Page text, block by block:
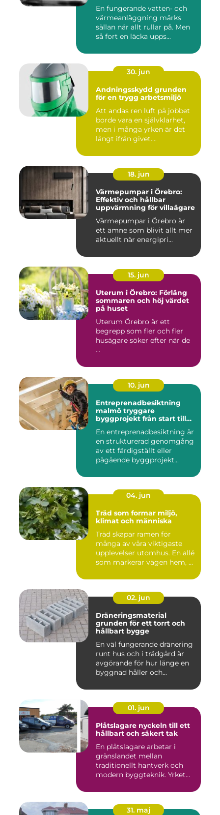
En fungerande vatten- och
värmeanläggning märks
sällan när allt rullar på. Men
så fort en läcka upps...
30. jun
Andningsskydd grunden
för en trygg arbetsmiljö
Att andas ren luft på jobbet
borde vara en självklarhet,
men i många yrken är det
långt ifrån givet....
18. jun
Värmepumpar i Örebro:
Effektiv och hållbar
uppvärmning för villaägare
Värmepumpar i Örebro är
ett ämne som blivit allt mer
aktuellt när energipri...
15. jun
Uterum i Örebro: Förläng
sommaren och höj värdet
på huset
Uterum Örebro är ett
begrepp som fler och fler
husägare söker efter när de
...
10. jun
Entreprenadbesiktning
malmö tryggare
byggprojekt från start till
En entreprenadbesiktning är
en strukturerad genomgång
av ett färdigställt eller
pågående byggprojekt...
04. jun
Träd som formar miljö,
klimat och människa
Träd skapar ramen för
många av våra viktigaste
upplevelser utomhus. En allé
som markerar vägen hem, ...
02. jun
Dräneringsmaterial
grunden för ett torrt och
hållbart bygge
En väl fungerande dränering
runt hus och i trädgård är
avgörande för hur länge en
byggnad håller och...
01. jun
Plåtslagare nyckeln till ett
hållbart och säkert tak
En plåtslagare arbetar i
gränslandet mellan
traditionellt hantverk och
modern byggteknik. Yrket
31. maj